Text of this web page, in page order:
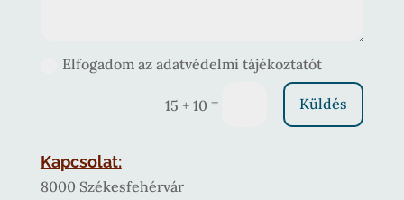
Elfogadom az adatvédelmi tájékoztatót
15 + 10 = Küldés
Kapcsolat:
8000 Székesfehérvár